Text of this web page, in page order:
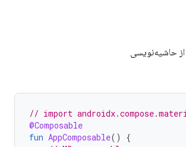
// import
@Composable
fun AppComposable()
{